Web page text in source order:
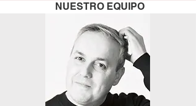
NUESTRO EQUIPO